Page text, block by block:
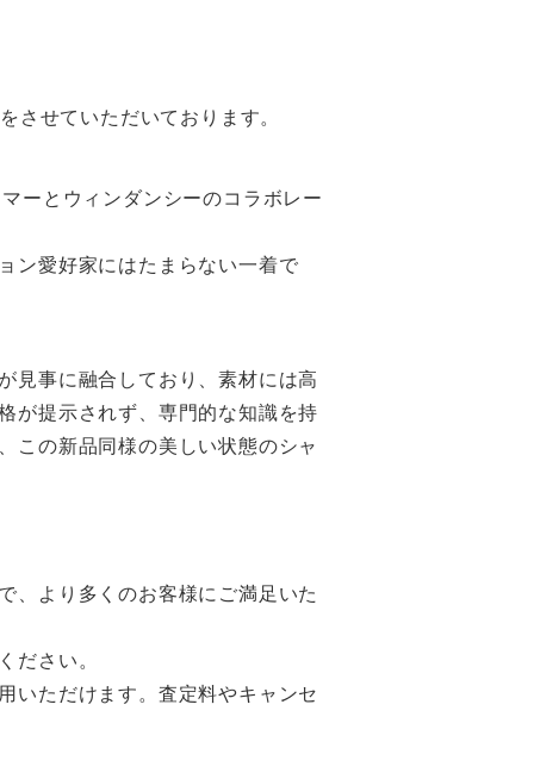
させていただいております。
ーとウィンダンシーのコラボレー
ン愛好家にはたまらない一着で
見事に融合しており、素材には高
が提示されず、専門的な知識を持
この新品同様の美しい状態のシャ
、より多くのお客様にご満足いた
ださい。
いただけます。査定料やキャンセ